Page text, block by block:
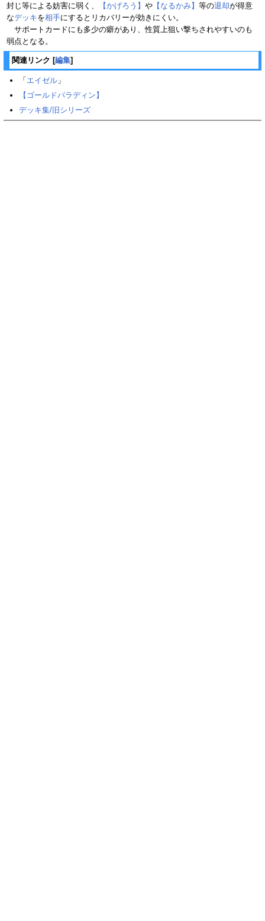
封じ等による妨害に弱く、
【かげろう】 や 【なるかみ】 等の退却が得意
なデッキを相手にするとリカバリーが効きにくい。
サポートカードにも多少の癖があり、性質上狙い撃ちされやすいのも
弱点となる。
関連リンク [編集]
「エイゼル 」
【ゴールドパラディン】
デッキ集/旧シリーズ